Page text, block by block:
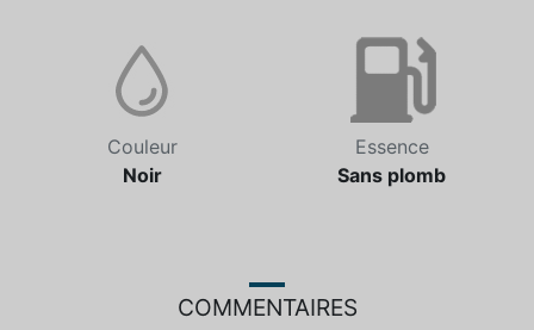
Couleur
Noir
Essence
Sans plomb
COMMENTAIRES